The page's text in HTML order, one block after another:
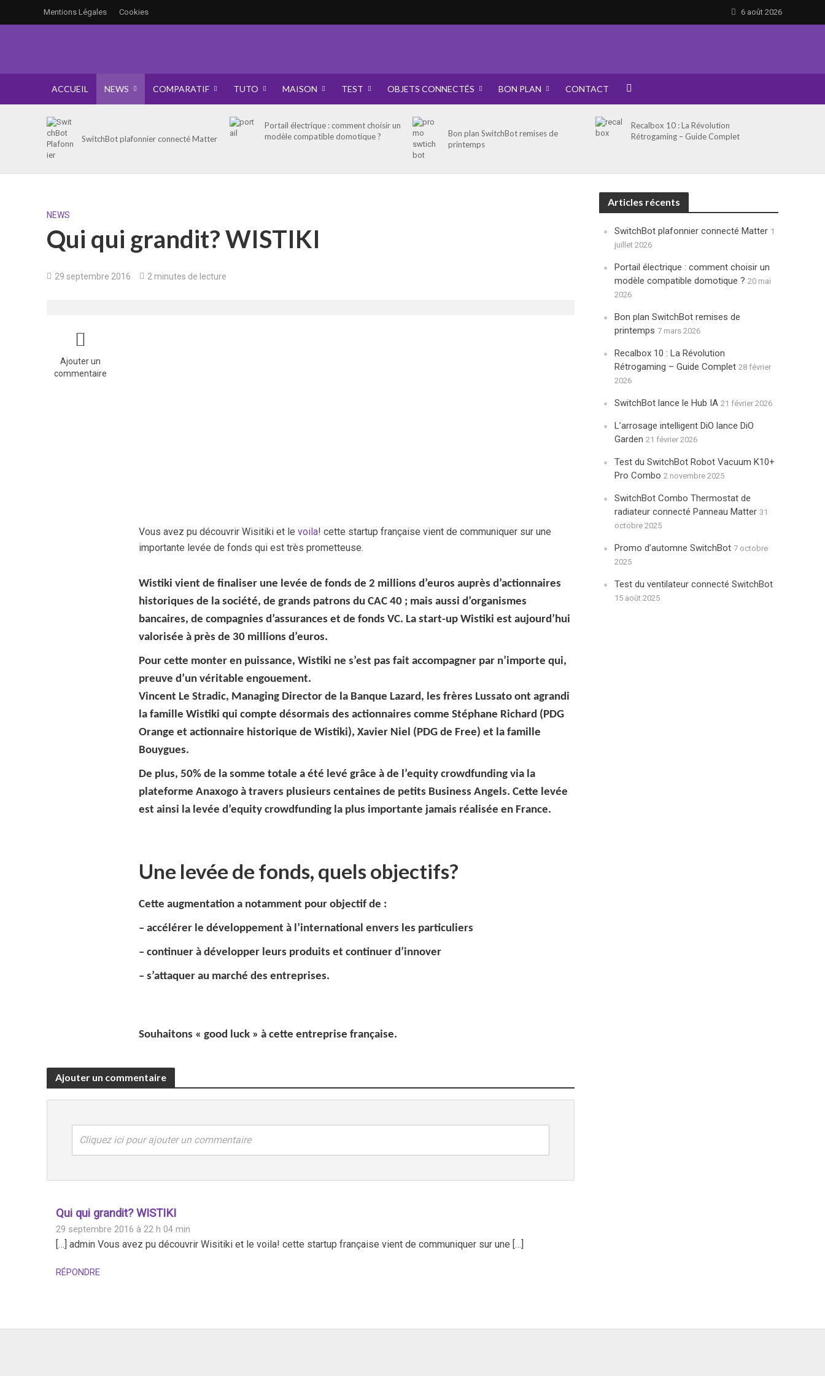
Mentions Légales Cookies 6 août 2026
ACCUEIL NEWS COMPARATIF TUTO MAISON TEST OBJETS CONNECTÉS BON PLAN CONTACT
SwitchBot plafonnier connecté Matter
Portail électrique : comment choisir un
modèle compatible domotique ?
Bon plan SwitchBot remises de
printemps
Recalbox 10 : La Révolution
Rétrogaming – Guide Complet
NEWS
Qui qui grandit? WISTIKI
29 septembre 2016 2 minutes de lecture
Ajouter un
commentaire
Vous avez pu découvrir Wisitiki et le voila! cette startup française vient de communiquer sur une
importante levée de fonds qui est très prometteuse.
Wistiki vient de finaliser une levée de fonds de 2 millions d’euros auprès d’actionnaires
historiques de la société, de grands patrons du CAC 40 ; mais aussi d’organismes
bancaires, de compagnies d’assurances et de fonds VC. La start-up Wistiki est aujourd’hui
valorisée à près de 30 millions d’euros.
Pour cette monter en puissance, Wistiki ne s’est pas fait accompagner par n’importe qui,
preuve d’un véritable engouement.
Vincent Le Stradic, Managing Director de la Banque Lazard, les frères Lussato ont agrandi
la famille Wistiki qui compte désormais des actionnaires comme Stéphane Richard (PDG
Orange et actionnaire historique de Wistiki), Xavier Niel (PDG de Free) et la famille
Bouygues.
De plus, 50% de la somme totale a été levé grâce à de l’equity crowdfunding via la
plateforme Anaxogo à travers plusieurs centaines de petits Business Angels. Cette levée
est ainsi la levée d’equity crowdfunding la plus importante jamais réalisée en France.
Une levée de fonds, quels objectifs?
Cette augmentation a notamment pour objectif de :
– accélérer le développement à l’international envers les particuliers
– continuer à développer leurs produits et continuer d’innover
– s’attaquer au marché des entreprises.
Souhaitons « good luck » à cette entreprise française.
Ajouter un commentaire
Cliquez ici pour ajouter un commentaire
Qui qui grandit? WISTIKI
29 septembre 2016 à 22 h 04 min
[…] admin Vous avez pu découvrir Wisitiki et le voila! cette startup française vient de communiquer sur une […]
RÉPONDRE
Articles récents
SwitchBot plafonnier connecté Matter 1
juillet 2026
Portail électrique : comment choisir un
modèle compatible domotique ? 20 mai
2026
Bon plan SwitchBot remises de
printemps 7 mars 2026
Recalbox 10 : La Révolution
Rétrogaming – Guide Complet 28 février
2026
SwitchBot lance le Hub IA 21 février 2026
L’arrosage intelligent DiO lance DiO
Garden 21 février 2026
Test du SwitchBot Robot Vacuum K10+
Pro Combo 2 novembre 2025
SwitchBot Combo Thermostat de
radiateur connecté Panneau Matter 31
octobre 2025
Promo d’automne SwitchBot 7 octobre
2025
Test du ventilateur connecté SwitchBot
15 août 2025